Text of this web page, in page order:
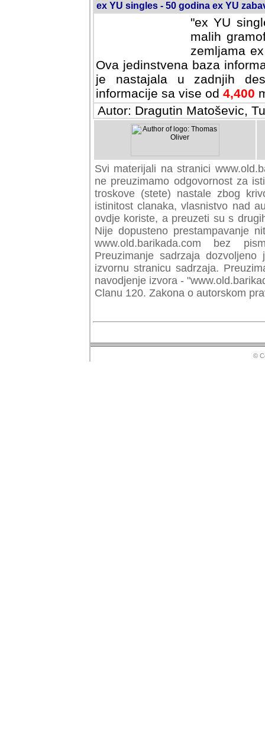
ex YU singles - 50 godina ex YU
"ex YU
malih
zemljama
Ova jedinstvena baza
je nastajala u zadnjih
informacije sa vise od 4,400
Autor: Dragutin Matoševic,
Svi materijali na stranici
preuzimamo odgovornost za
troskove (stete) nastale zbog
istinitost clanaka, vlasnistvo nad
ovdje koriste, a preuzeti su s
Nije dopusteno prestampavanje
www.old.barikada.com bez
Preuzimanje sadrzaja
izvornu stranicu sadrzaja.
navodjenje izvora -
Clanu 120. Zakona o autorskom
©